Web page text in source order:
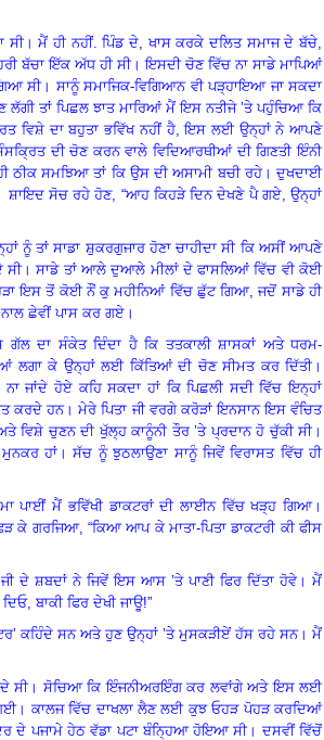
ਸੀ।ਮੈਂ ਹੀ ਨਹੀਂ. ਪਿੰਡ ਦੇ ਖਾਸ ਕਰਕੇ ਦਲਿਤ ਸਮਾਜ ਦੇ ਬੱਚੇ
ਬੱਚਾ ਇੱਕ ਅੱਧ ਹੀ ਸੀ। ਇਸਦੀ ਚੋਣ ਵਿੱਚ ਨਾ ਸਾਡੇ ਮਾਪਿਆਂ
ਸੀ। ਸਾਨੂੰ ਸਮਾਜਿਕ-ਵਿਗਿਆਨ ਵੀ ਪੜ੍ਹਾਇਆ ਜਾ ਸਕਦਾ
ਤਾਂ ਪਿਛਲ ਝਾਤ ਮਾਰਿਆਂ ਮੈਂ ਇਸ ਨਤੀਜੇ ’ਤੇ ਪਹੁੰਚਿਆ ਕਿ
ਵਿਸ਼ੇ ਦਾ ਬਹੁਤਾ ਭਵਿੱਖ ਨਹੀਂ ਹੈ, ਇਸ ਲਈ ਉਨ੍ਹਾਂ ਨੇ ਆਪਣੇ
ਦੀ ਚੋਣ ਕਰਨ ਵਾਲੇ ਵਿਦਿਆਰਥੀਆਂ ਦੀ ਗਿਣਤੀ ਇੰਨੀ
ਠੀਕ ਸਮਝਿਆ ਤਾਂ ਕਿ ਉਸ ਦੀ ਅਸਾਮੀ ਬਚੀ ਰਹੇ।ਦੁਖਦਾਈ
ਸ਼ਾਇਦ ਸੋਚ ਰਹੇ ਹੋਣ, “ਆਹ ਕਿਹੜੇ ਦਿਨ ਦੇਖਣੇ ਪੈ ਗਏ,ਉਨ੍ਹਾਂ
ਨੂੰ ਤਾਂ ਸਾਡਾ ਸ਼ੁਕਰਗੁਜਾਰ ਹੋਣਾ ਚਾਹੀਦਾ ਸੀ ਕਿ ਅਸੀਂ ਆਪਣੇ
ਸੀ।ਸਾਡੇ ਤਾਂ ਆਲੇ ਦੁਆਲੇ ਮੀਲਾਂ ਦੇ ਫਾਸਲਿਆਂ ਵਿੱਚ ਵੀ ਕੋਈ
ਇਸ ਤੋਂ ਕੋਈ ਨੌਂ ਕੁ ਮਹੀਨਿਆਂ ਵਿੱਚ ਛੁੱਟ ਗਿਆ, ਜਦੋਂ ਸਾਡੇ ਹੀ
ਛੇਵੀਂ ਪਾਸ ਕਰ ਗਏ ।
ਗੱਲ ਦਾ ਸੰਕੇਤ ਦਿੰਦਾ ਹੈ ਕਿ ਤਤਕਾਲੀ ਸ਼ਾਸਕਾਂ ਅਤੇ ਧਰਮ-
ਲਗਾ ਕੇ ਉਨ੍ਹਾਂ ਲਈ ਕਿੱਤਿਆਂ ਦੀ ਚੋਣ ਸੀਮਤ ਕਰ ਦਿੱਤੀ।
ਜਾਂਦੇ ਹੋਏ ਕਹਿ ਸਕਦਾ ਹਾਂ ਕਿ ਪਿਛਲੀ ਸਦੀ ਵਿੱਚ ਇਨ੍ਹਾਂ
ਕਰਦੇ ਹਨ।ਮੇਰੇ ਪਿਤਾ ਜੀ ਵਰਗੇ ਕਰੋੜਾਂ ਇਨਸਾਨ ਇਸ ਵੰਚਿਤ
ਚੁਣਨ ਦੀ ਖੁੱਲ੍ਹ ਕਾਨੂੰਨੀ ਤੌਰ ’ਤੇ ਪ੍ਰਦਾਨ ਹੋ ਚੁੱਕੀ ਸੀ।
ਹਾਂ ।ਸੱਚ ਨੂੰ ਝੁਠਲਾਉਣਾ ਸਾਨੂੰ ਜਿਵੇਂ ਵਿਰਾਸਤ ਵਿੱਚ ਹੀ
ਪਾਈਂ ਮੈਂ ਭਵਿੱਖੀ ਡਾਕਟਰਾਂ ਦੀ ਲਾਈਨ ਵਿੱਚ ਖੜ੍ਹ ਗਿਆ।
ਕੇ ਗਰਜਿਆ, “ਕਿਆ ਆਪ ਕੇ ਮਾਤਾ-ਪਿਤਾ ਡਾਕਟਰੀ ਕੀ ਫੀਸ
ਦੇ ਸ਼ਬਦਾਂ ਨੇ ਜਿਵੇਂ ਇਸ ਆਸ ’ਤੇ ਪਾਣੀ ਫਿਰ ਦਿੱਤਾ ਹੋਵੇ। ਮੈਂ
ਦਿਓ, ਬਾਕੀ ਫਿਰ ਦੇਖੀ ਜਾਊ!”
ਕਹਿੰਦੇ ਸਨ ਅਤੇ ਹੁਣ ਉਨ੍ਹਾਂ ’ਤੇ ਮੁਸਕੜੀਏਂ ਹੱਸ ਰਹੇ ਸਨ। ਮੈਂ
ਸੀ। ਸੋਚਿਆ ਕਿ ਇੰਜਨੀਅਰਇੰਗ ਕਰ ਲਵਾਂਗੇ ਅਤੇ ਇਸ ਲਈ
। ਕਾਲਜ ਵਿੱਚ ਦਾਖਲਾ ਲੈਣ ਲਈ ਕੁਝ ਓਹੜ ਪੋਹੜ ਕਰਦਿਆਂ
ਦੇ ਪਜਾਮੇ ਹੇਠ ਵੱਡਾ ਪਟਾ ਬੰਨ੍ਹਿਆ ਹੋਇਆ ਸੀ। ਦਸਵੀਂ ਵਿੱਚੋਂ